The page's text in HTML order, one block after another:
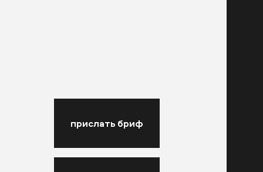
прислать бриф